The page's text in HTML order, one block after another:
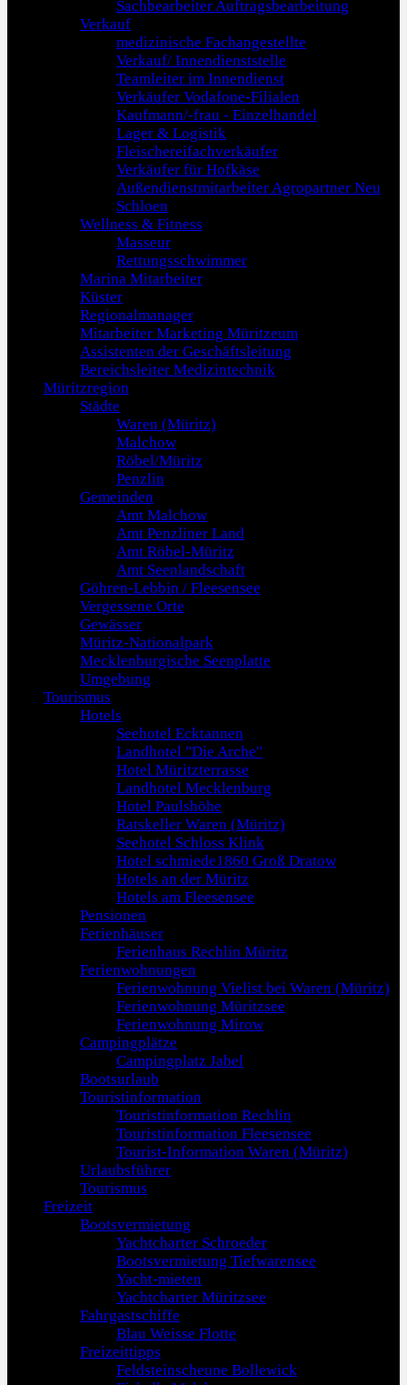
Sachbearbeiter Auftragsbearbeitung
Verkauf
medizinische Fachangestellte
Verkauf/ Innendienststelle
Teamleiter im Innendienst
Verkäufer Vodafone-Filialen
Kaufmann/-frau - Einzelhandel
Lager & Logistik
Fleischereifachverkäufer
Verkäufer für Hofkäse
Außendienstmitarbeiter Agropartner Neu
Schloen
Wellness & Fitness
Masseur
Rettungsschwimmer
Marina Mitarbeiter
Küster
Regionalmanager
Mitarbeiter Marketing Müritzeum
Assistenten der Geschäftsleitung
Bereichsleiter Medizintechnik
Müritzregion
Städte
Waren (Müritz)
Malchow
Röbel/Müritz
Penzlin
Gemeinden
Amt Malchow
Amt Penzliner Land
Amt Röbel-Müritz
Amt Seenlandschaft
Göhren-Lebbin / Fleesensee
Vergessene Orte
Gewässer
Müritz-Nationalpark
Mecklenburgische Seenplatte
Umgebung
Tourismus
Hotels
Seehotel Ecktannen
Landhotel "Die Arche"
Hotel Müritzterrasse
Landhotel Mecklenburg
Hotel Paulshöhe
Ratskeller Waren (Müritz)
Seehotel Schloss Klink
Hotel schmiede1860 Groß Dratow
Hotels an der Müritz
Hotels am Fleesensee
Pensionen
Ferienhäuser
Ferienhaus Rechlin Müritz
Ferienwohnungen
Ferienwohnung Vielist bei Waren (Müritz)
Ferienwohnung Müritzsee
Ferienwohnung Mirow
Campingplätze
Campingplatz Jabel
Bootsurlaub
Touristinformation
Touristinformation Rechlin
Touristinformation Fleesensee
Tourist-Information Waren (Müritz)
Urlaubsführer
Tourismus
Freizeit
Bootsvermietung
Yachtcharter Schroeder
Bootsvermietung Tiefwarensee
Yacht-mieten
Yachtcharter Müritzsee
Fahrgastschiffe
Blau Weisse Flotte
Freizeittipps
Feldsteinscheune Bollewick